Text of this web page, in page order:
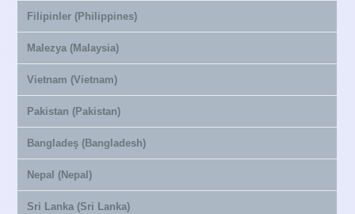
Filipinler (Philippines)
Malezya (Malaysia)
Vietnam (Vietnam)
Pakistan (Pakistan)
Bangladeş (Bangladesh)
Nepal (Nepal)
Sri Lanka (Sri Lanka)